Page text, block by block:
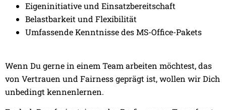
Eigeninitiative und Einsatzbereitschaft
Belastbarkeit und Flexibilität
Umfassende Kenntnisse des MS-Office-Pakets
Wenn Du gerne in einem Team arbeiten möchtest, das
von Vertrauen und Fairness geprägt ist, wollen wir Dich
unbedingt kennenlernen.